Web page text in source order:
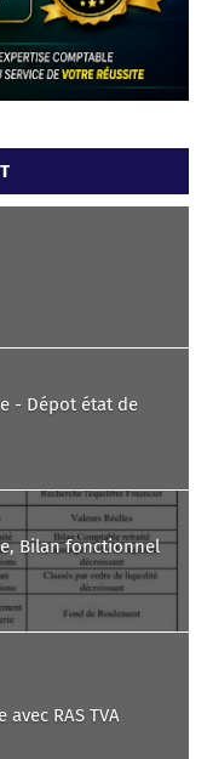
- Dépot état de
Bilan fonctionnel
RAS TVA